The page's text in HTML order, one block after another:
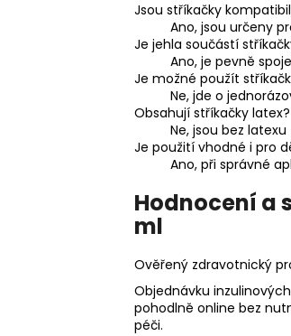
Jsou stříkačky
Ano, jsou určeny
Je jehla součástí
Ano, je pevně
Je možné použít
Ne, jde o
Obsahují stříkačky latex?
Ne, jsou bez
Je použití vhodné i pro
Ano, při správné
Hodnocení a
ml
Ověřený zdravotnický
Objednávku
pohodlně online bez
péči.